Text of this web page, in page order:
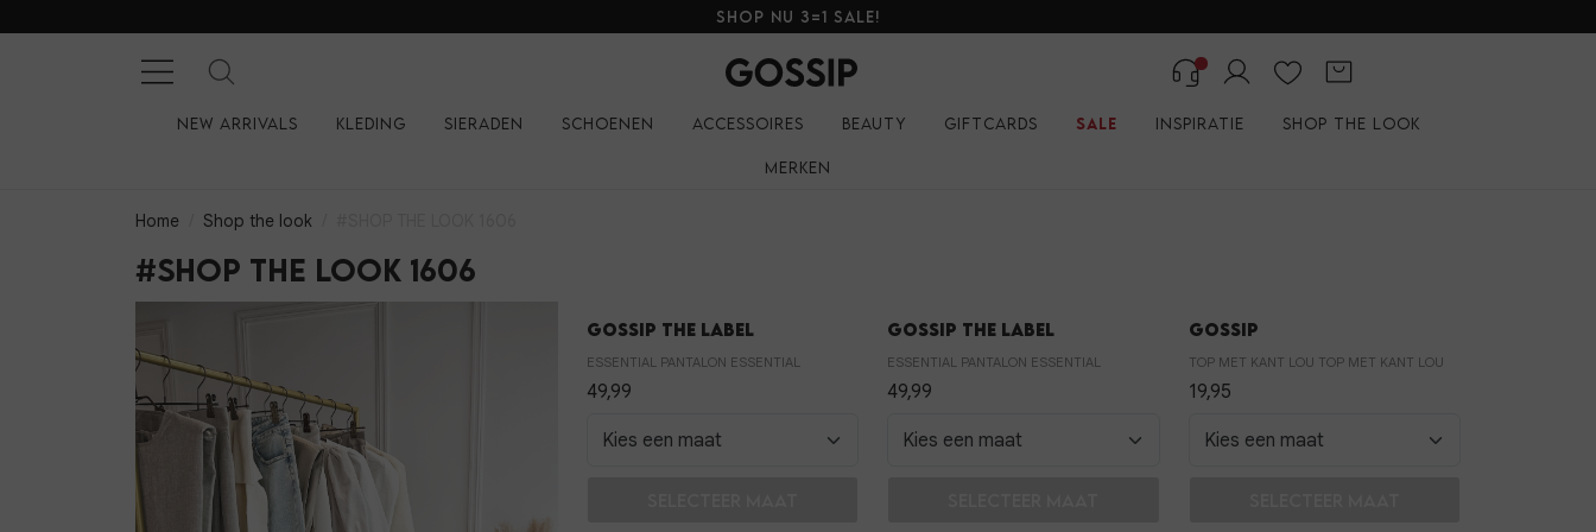
Shop nu 3=1 SALE!
New arrivals Kleding Sieraden Schoenen Accessoires Beauty Giftcards Sale Inspiratie Shop the look
Merken
Home Shop the look
#SHOP THE LOOK 1606
Gossip the Label
ESSENTIAL PANTALON ESSENTIAL
49,99
Gossip the Label
ESSENTIAL PANTALON ESSENTIAL
49,99
Gossip
TOP MET KANT LOU TOP MET KANT LOU
19,95